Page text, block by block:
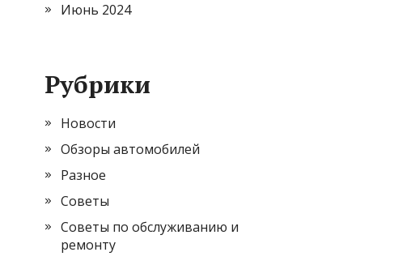
Июнь 2024
Рубрики
Новости
Обзоры автомобилей
Разное
Советы
Советы по обслуживанию и
ремонту